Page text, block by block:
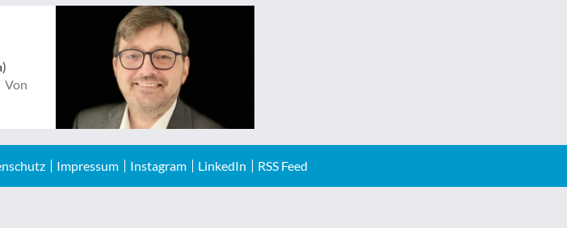
Von
Impressum Instagram LinkedIn RSS Feed